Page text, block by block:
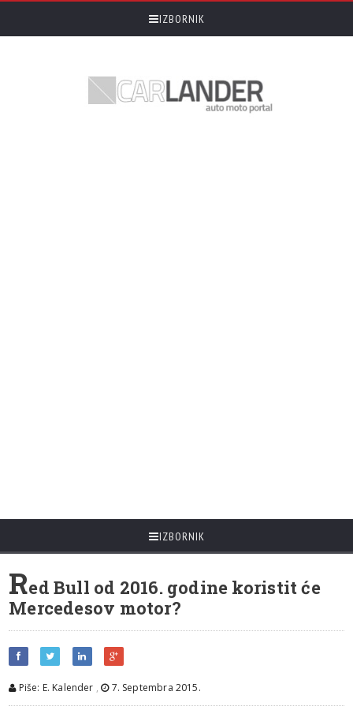
IZBORNIK
IZBORNIK
Red Bull od 2016. godine koristit će
Mercedesov motor?
Piše: E. Kalender , 7. Septembra 2015.